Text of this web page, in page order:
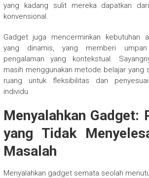
yang kadang sulit mereka dapatkan
konvensional.
Gadget juga mencerminkan kebutuhan
yang dinamis, yang memberi
pengalaman yang kontekstual.
masih menggunakan metode belajar yang
ruang untuk fleksibilitas dan
individu.
Menyalahkan Gadget:
yang Tidak
Masalah
Menyalahkan gadget semata seolah